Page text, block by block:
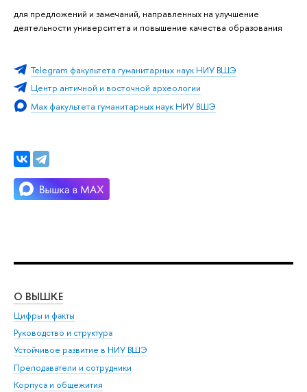
для предложений и замечаний, направленных на улучшение
деятельности университета и повышение качества образования
Telegram факультета гуманитарных наук НИУ ВШЭ
Центр античной и восточной археологии
Max факультета гуманитарных наук НИУ ВШЭ
О ВЫШКЕ
Цифры и факты
Руководство и структура
Устойчивое развитие в НИУ ВШЭ
Преподаватели и сотрудники
Корпуса и общежития